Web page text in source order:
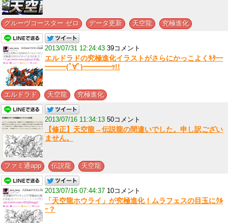
グルーヴコースター ゼロ データ更新 天空龍 究極進化
2013/07/31 12:24:43 39コメント
エルドラドの究極進化イラストがさらにかっこよくｷﾀ━
━━━(ﾟ∀ﾟ)━━━━ｯ!!
エルドラド 天空龍 究極進化
2013/07/16 11:34:13 50コメント
【修正】天空龍→伝説龍の間違いでした。申し訳ござい
ません。
ファミ通app 伝説龍 天空龍
2013/07/16 07:44:37 10コメント
「天空龍ホウライ」が究極進化！ムラフェスの目玉にｸﾙ
ｰ？